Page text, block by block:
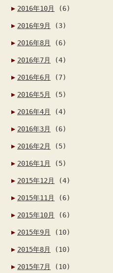
2016年10月 (6)
2016年9月 (3)
2016年8月 (6)
2016年7月 (4)
2016年6月 (7)
2016年5月 (5)
2016年4月 (4)
2016年3月 (6)
2016年2月 (5)
2016年1月 (5)
2015年12月 (4)
2015年11月 (6)
2015年10月 (6)
2015年9月 (10)
2015年8月 (10)
2015年7月 (10)